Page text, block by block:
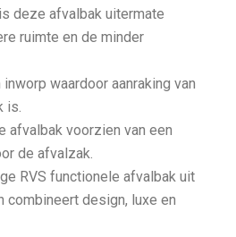
deze afvalbak uitermate
ruimte en de minder
waardoor aanraking van
is.
afvalbak voorzien van een
de afvalzak.
RVS functionele afvalbak uit
combineert design, luxe en